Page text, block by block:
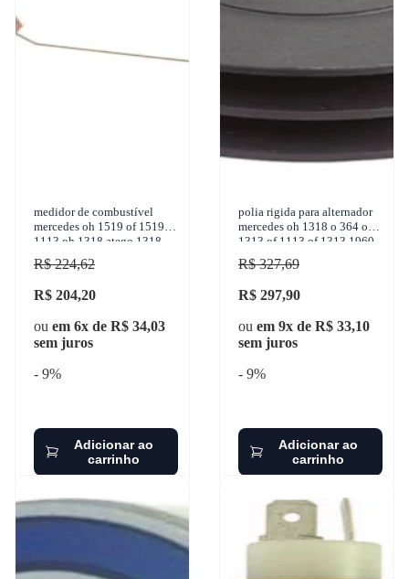
medidor de combustível
mercedes oh 1519 of 1519 ls
1113 oh 1318 atego 1318
bluetec 1960-2011 willtec -
w80.216
R$ 224,62
R$ 204,20
ou em 6x de R$ 34,03
sem juros
- 9%
Adicionar ao
carrinho
polia rigida para alternador
mercedes oh 1318 o 364 oh
1313 of 1113 of 1313 1960-
2011 zen - 5315
R$ 327,69
R$ 297,90
ou em 9x de R$ 33,10
sem juros
- 9%
Adicionar ao
carrinho